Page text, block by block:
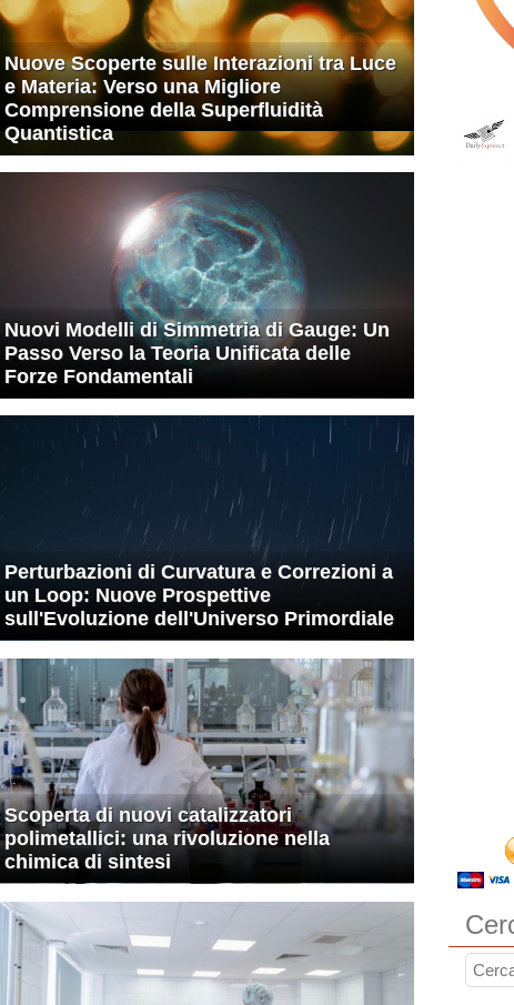
Nuove Scoperte sulle Interazioni tra Luce
e Materia: Verso una Migliore
Comprensione della Superfluidità
Quantistica
Nuovi Modelli di Simmetria di Gauge: Un
Passo Verso la Teoria Unificata delle
Forze Fondamentali
Perturbazioni di Curvatura e Correzioni a
un Loop: Nuove Prospettive
sull'Evoluzione dell'Universo Primordiale
Scoperta di nuovi catalizzatori
polimetallici: una rivoluzione nella
chimica di sintesi